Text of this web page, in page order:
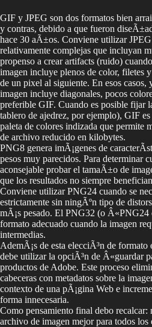
GIF y JPEG son dos formatos bien
y contras, debido a que fueron
hace 30 aÃ±os. Conviene utilizar
relativamente complejas que incluyan
propenso a crear artifacts (ruido)
imagen incluye plenos de color, filetes
de un pixel al siguiente. En esos casos,
imagen incluye diagonales, pocos
preferible GIF. Cuando es posible fijar
tablero de ajedrez, por ejemplo), GIF
paleta de colores indizada que permite
de archivo reducido en kilobytes.
PNG8 genera imÃ¡genes de
pesos muy parecidos. Para determinar
aconsejable probar el tamaÃ±o de
que los resultados no siempre
Conviene utilizar PNG24 cuando se
estrictamente sin ningÃºn tipo de
mÃ¡s pesado. El PNG32 (o Â«PNG24
formato adecuado cuando la imagen
intermedias.
AdemÃ¡s de esta elecciÃ³n de formato
debe utilizar la opciÃ³n de Â«guardar
productos de Adobe. Este proceso
cabeceras con metadatos sobre la
contexto de una pÃ¡gina Web e
forma innecesaria.
Como pensamiento final debo recalcar:
archivo de imagen mejor para todos los